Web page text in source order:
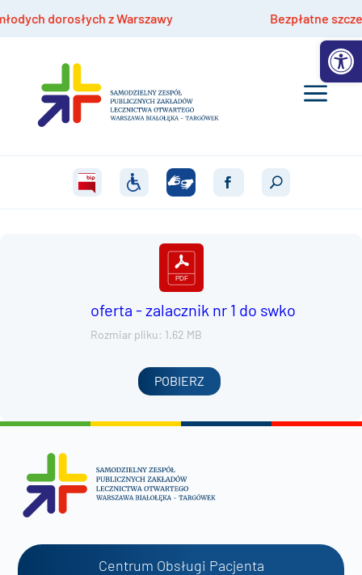
dorosłych z Warszawy Bezpłatne
oferta - zalacznik nr 1 do swko
Rozmiar pliku: 1.62 MB
POBIERZ
Centrum Obsługi Pacjenta